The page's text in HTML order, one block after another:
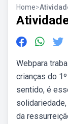
Home>
Webpara
crianças do
sentido, é
da